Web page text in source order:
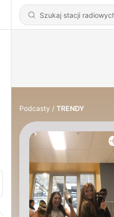
Podcasty TRENDY